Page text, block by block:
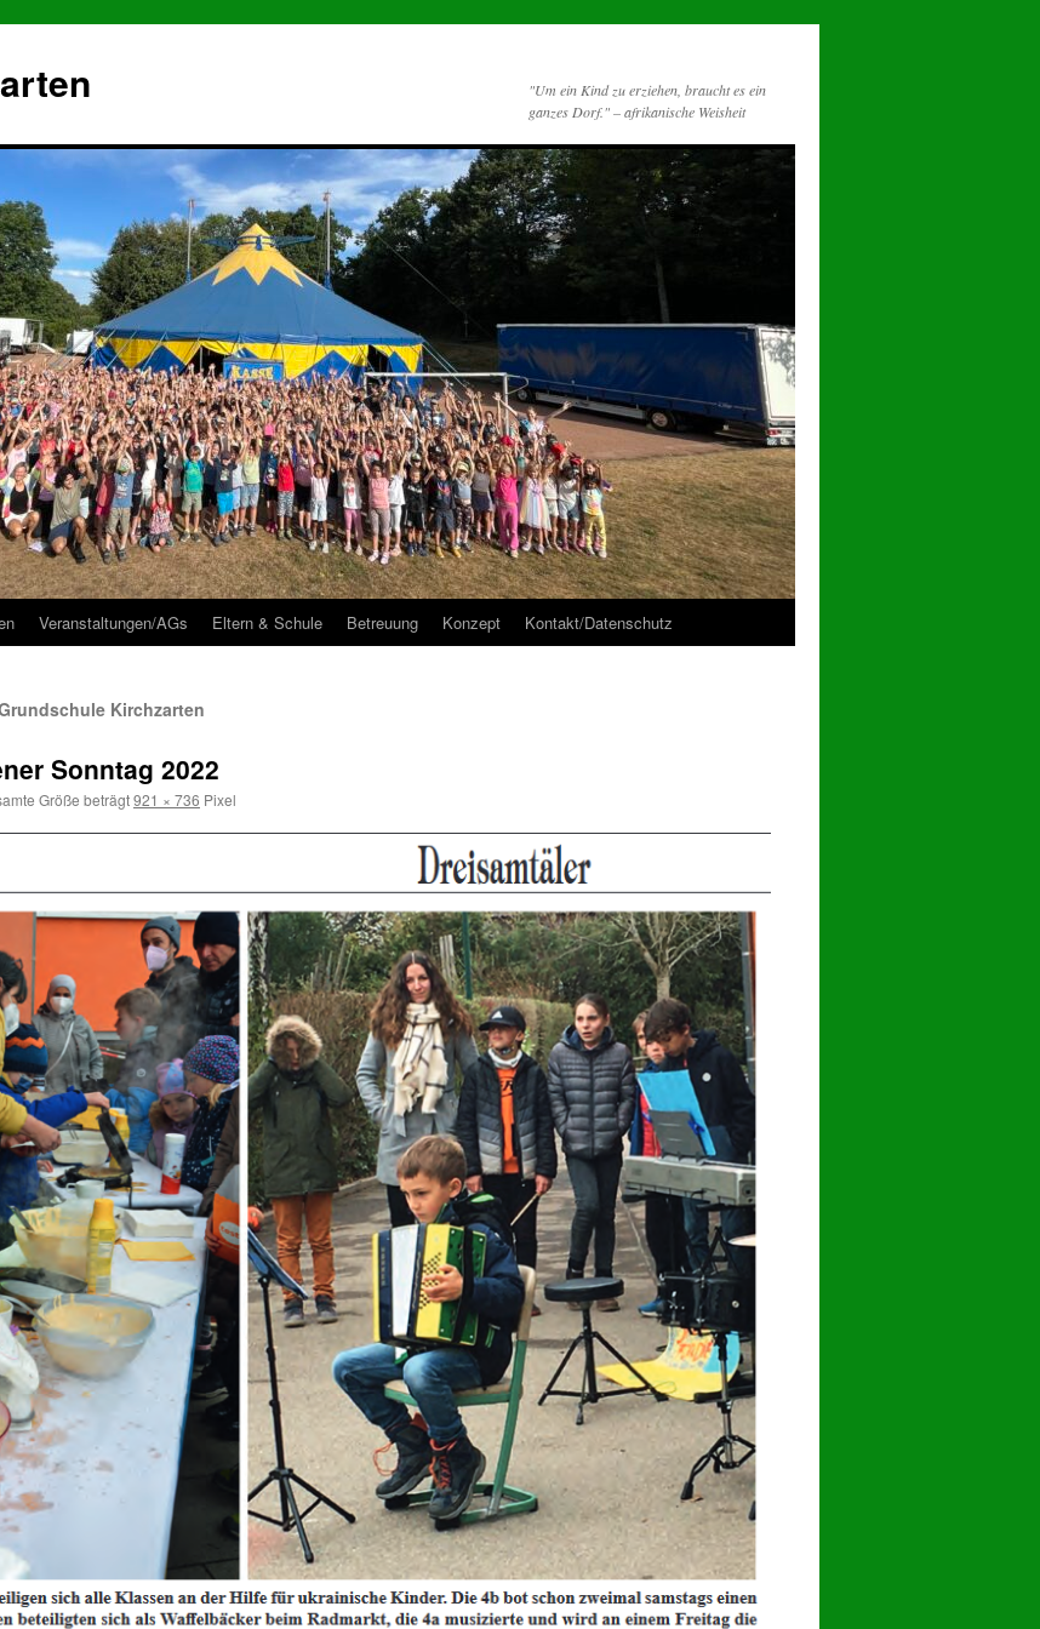
"Um ein Kind zu erziehen, braucht es ein
ganzes Dorf." – afrikanische Weisheit
Veranstaltungen/AGs Eltern & Schule Betreuung Konzept Kontakt/Datenschutz
Kirchzarten
Sonntag 2022
Größe beträgt921 × 736 Pixel